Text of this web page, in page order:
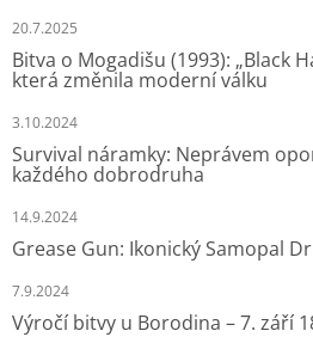
20.7.2025
Bitva o Mogadišu (1993): „Black
která změnila moderní válku
3.10.2024
Survival náramky: Neprávem
každého dobrodruha
14.9.2024
Grease Gun: Ikonický Samopal
7.9.2024
Výročí bitvy u Borodina – 7. září